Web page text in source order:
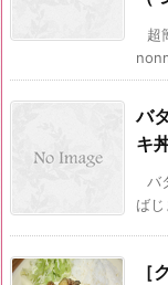
超
バ
キ
バ
ば
［